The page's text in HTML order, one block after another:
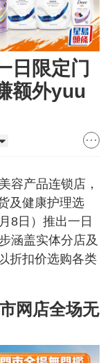
日限定门
额外yuu
容产品连锁店，
及健康护理选
8日）推出一日
涵盖实体分店及
折扣价选购各类
网店全场无